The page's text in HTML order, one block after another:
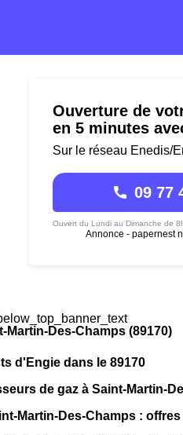
Ouverture de
en 5 minutes
Sur le réseau Enedis/
09 77
Ouvert du Lundi au Dimanche de
Annonce - papernest
Martin-Des-Champs (89170)
d'Engie dans le 89170
de gaz à Saint-Martin-
Martin-Des-Champs :